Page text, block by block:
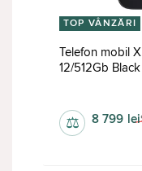
TOP VÂNZĂRI
Telefon mobil
12/512Gb Black
1268х2756 px
8 799 lei
⚖